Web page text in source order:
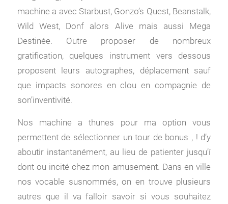
machine a avec Starbust, Gonzo’s Quest, Beanstalk,
Wild West, Donf alors Alive mais aussi Mega
Destinée. Outre proposer de nombreux
gratification, quelques instrument vers dessous
proposent leurs autographes, déplacement sauf
que impacts sonores en clou en compagnie de
son’inventivité.
Nos machine a thunes pour ma option vous
permettent de sélectionner un tour de bonus , ! d’y
aboutir instantanément, au lieu de patienter jusqu’í
dont ou incité chez mon amusement. Dans en ville
nos vocable susnommés, on en trouve plusieurs
autres que il va falloir savoir si vous souhaitez